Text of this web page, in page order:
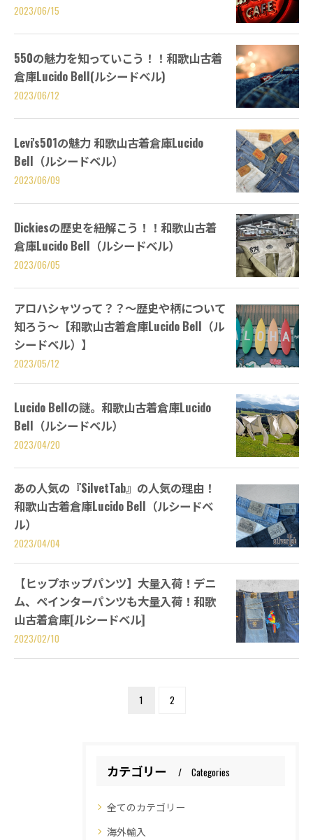
2023/06/15
550の魅力を知っていこう！！和歌山古着
倉庫Lucido Bell(ルシードベル)
2023/06/12
Levi's501の魅力 和歌山古着倉庫Lucido
Bell（ルシードベル）
2023/06/09
Dickiesの歴史を紐解こう！！和歌山古着
倉庫Lucido Bell（ルシードベル）
2023/06/05
アロハシャツって？？～歴史や柄について
知ろう～【和歌山古着倉庫Lucido Bell（ル
シードベル）】
2023/05/12
Lucido Bellの謎。和歌山古着倉庫Lucido
Bell（ルシードベル）
2023/04/20
あの人気の『SilvetTab』の人気の理由！
和歌山古着倉庫Lucido Bell（ルシードベ
ル）
2023/04/04
【ヒップホップパンツ】大量入荷！デニ
ム、ペインターパンツも大量入荷！和歌
山古着倉庫[ルシードベル]
2023/02/10
1 2
カテゴリー Categories
全てのカテゴリー
海外輸入